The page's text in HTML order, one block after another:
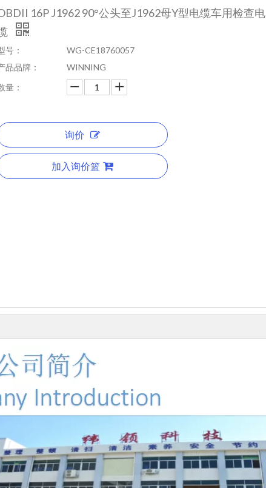
16P J1962 90°公头至J1962母Y型电缆车用检查电
号：
WG-CE18760057
品品牌：
WINNING
量：
询价
加入询价篮